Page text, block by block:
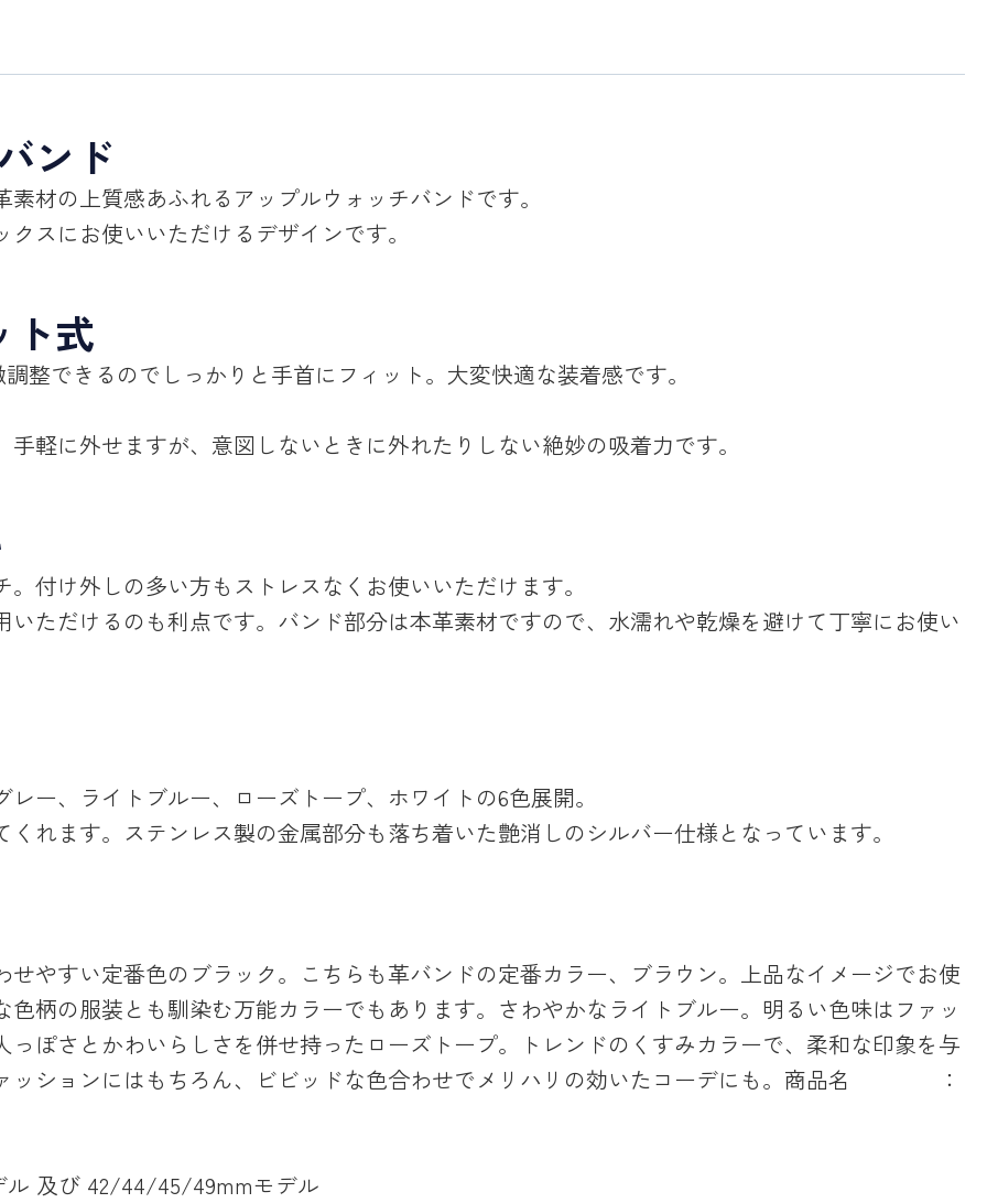
ンド
材の上質感あふれるアップルウォッチバンドです。
スにお使いいただけるデザインです。
ト式
整できるのでしっかりと手首にフィット。 大変快適な装着感です。
軽に外せますが、意図しないときに外れたりしない絶妙の吸着力です。
付け外しの多い方もストレスなくお使いいただけます。
ただけるのも利点です。バンド部分は本革素材ですので、水濡れや乾燥を避けて丁寧にお使い
ー、ライトブルー、ローズトープ、ホワイトの6色展開。
れます。ステンレス製の金属部分も落ち着いた艶消しのシルバー仕様となっています。
やすい定番色のブラック。 こちらも革バンドの定番カラー、ブラウン。上品なイメージでお使
柄の服装とも馴染む万能カラーでもあります。 さわやかなライトブルー。明るい色味はファッ
っぽさとかわいらしさを併せ持ったローズトープ。トレンドのくすみカラーで、柔和な印象を与
ションにはもちろん、ビビッドな色合わせでメリハリの効いたコーデにも。 商品名 ：
及び 42/44/45/49mmモデル